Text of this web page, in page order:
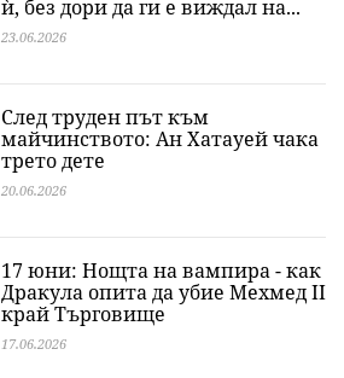
ѝ, без дори да ги е виждал на...
23.06.2026
След труден път към
майчинството: Ан Хатауей чака
трето дете
20.06.2026
17 юни: Нощта на вампира - как
Дракула опита да убие Мехмед II
край Търговище
17.06.2026